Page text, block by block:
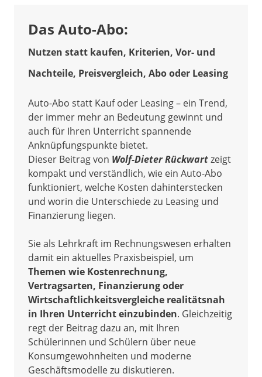
Das Auto-Abo:
Nutzen statt kaufen, Kriterien, Vor- und
Nachteile, Preisvergleich, Abo oder Leasing
Auto-Abo statt Kauf oder Leasing – ein Trend,
der immer mehr an Bedeutung gewinnt und
auch für Ihren Unterricht spannende
Anknüpfungspunkte bietet.
Dieser Beitrag von Wolf-Dieter Rückwartzeigt
kompakt und verständlich, wie ein Auto-Abo
funktioniert, welche Kosten dahinterstecken
und worin die Unterschiede zu Leasing und
Finanzierung liegen.
Sie als Lehrkraft im Rechnungswesen erhalten
damit ein aktuelles Praxisbeispiel, um
Themen wie Kostenrechnung,
Vertragsarten, Finanzierung oder
Wirtschaftlichkeitsvergleiche realitätsnah
in Ihren Unterricht einzubinden. Gleichzeitig
regt der Beitrag dazu an, mit Ihren
Schülerinnen und Schülern über neue
Konsumgewohnheiten und moderne
Geschäftsmodelle zu diskutieren.